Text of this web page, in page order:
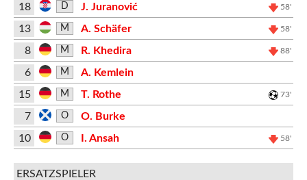
18 D J. Juranović 58'
13 M A. Schäfer 58'
8 M R. Khedira 88'
6 M
A. Kemlein
15
M T. Rothe 73'
7 O
O. Burke
10
O I. Ansah 58'
ERSATZSPIELER